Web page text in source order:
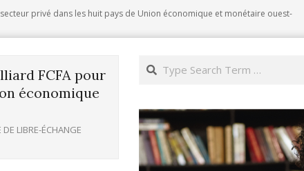
privé dans les huit pays de Union économique et monétaire ouest-
FCFA pour
économique
DE LIBRE-ÉCHANGE
Search